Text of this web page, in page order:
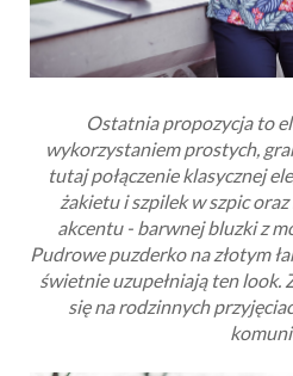
Ostatnia propozycja to
wykorzystaniem prostych,
tutaj połączenie klasycznej
żakietu i szpilek w szpic
akcentu - barwnej bluzki z
Pudrowe puzderko na złotym
świetnie uzupełniają ten look.
się na rodzinnych